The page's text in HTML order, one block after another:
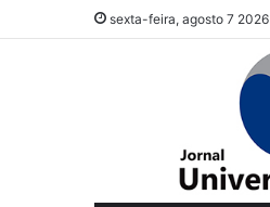
sexta-feira, agosto 7 2026